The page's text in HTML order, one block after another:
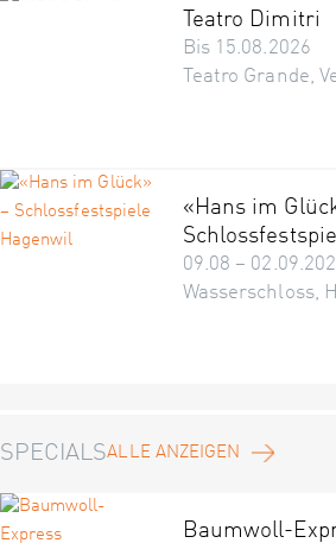
Teatro Dimitri
Bis 15.08.2026
Teatro Grande,
«Hans im
09.08 –
Wasserschloss,
SPECIALSALLE ANZEIGEN
Baumwoll-